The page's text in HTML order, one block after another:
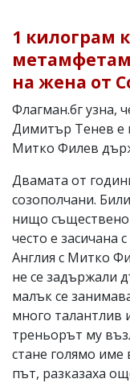
1 килограм
на жена от
Флагман.бг узна,
Димитър Тенев е
Митко Филев
Двамата от
созополчани.
нищо
често е засичана
Англия с Митко
не се задържали
малък се
много талантлив
треньорът му
стане голямо име
път, разказаха